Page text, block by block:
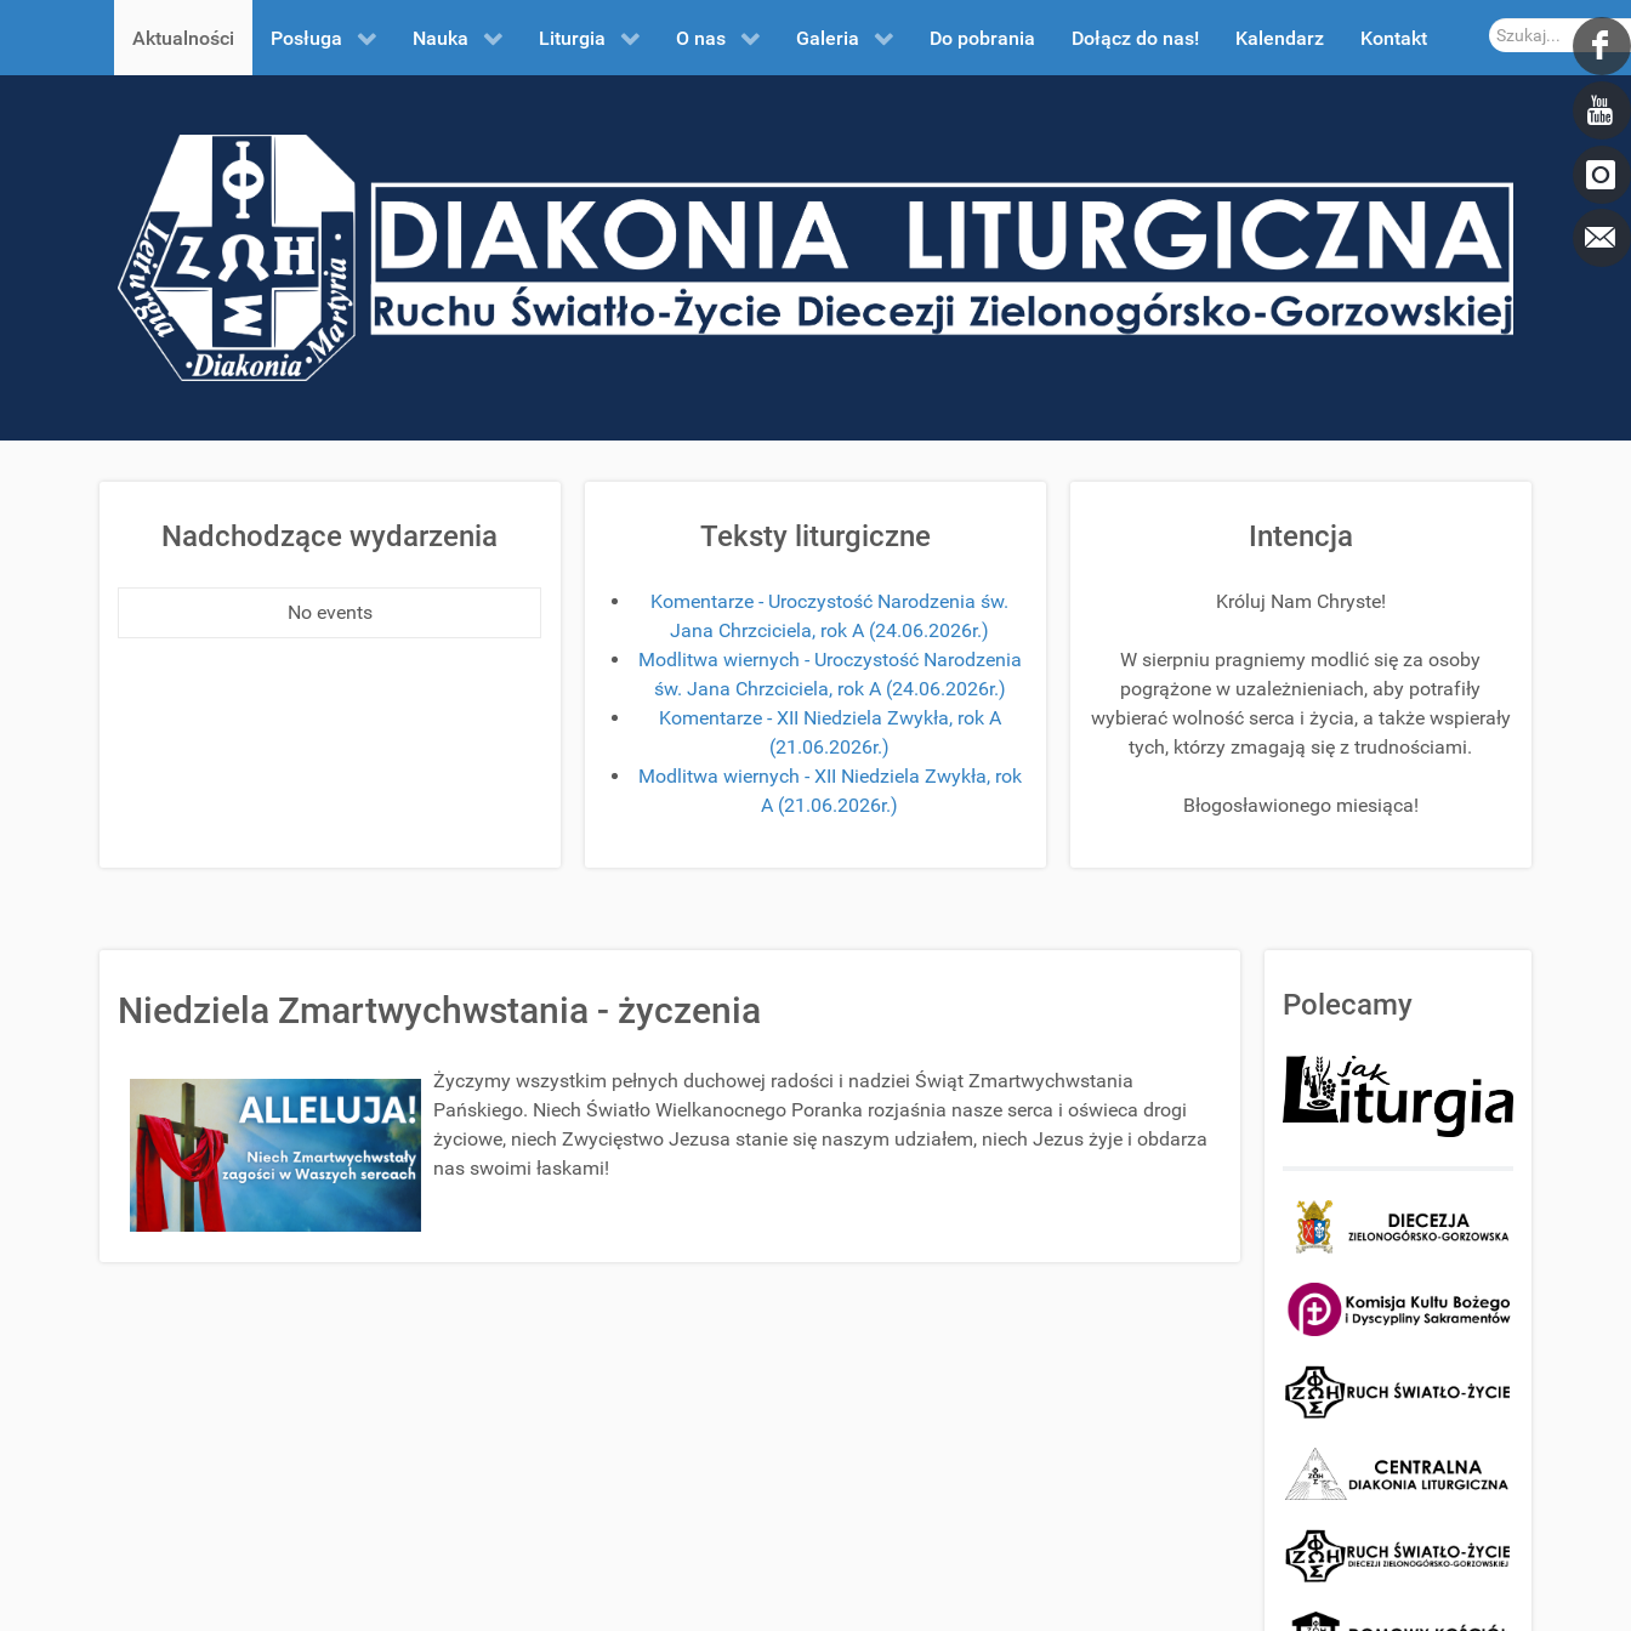
Aktualności Posługa Nauka Liturgia O nas Galeria Do pobrania Dołącz do nas! Kalendarz Kontakt Szukaj...
Nadchodzące wydarzenia
No events
Teksty liturgiczne
Komentarze - Uroczystość Narodzenia św.
Jana Chrzciciela, rok A (24.06.2026r.)
Modlitwa wiernych - Uroczystość Narodzenia
św. Jana Chrzciciela, rok A (24.06.2026r.)
Komentarze - XII Niedziela Zwykła, rok A
(21.06.2026r.)
Modlitwa wiernych - XII Niedziela Zwykła, rok
A (21.06.2026r.)
Intencja
Króluj Nam Chryste!
W sierpniu pragniemy modlić się za osoby
pogrążone w uzależnieniach, aby potrafiły
wybierać wolność serca i życia, a także wspierały
tych, którzy zmagają się z trudnościami.
Błogosławionego miesiąca!
Niedziela Zmartwychwstania - życzenia
Życzymy wszystkim pełnych duchowej radości i nadziei Świąt Zmartwychwstania
Pańskiego. Niech Światło Wielkanocnego Poranka rozjaśnia nasze serca i oświeca drogi
życiowe, niech Zwycięstwo Jezusa stanie się naszym udziałem, niech Jezus żyje i obdarza
nas swoimi łaskami!
Polecamy